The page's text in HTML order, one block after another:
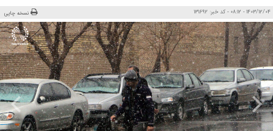
1403/12/04 - 08:12 - کد خبر: 131692 نسخه چاپی